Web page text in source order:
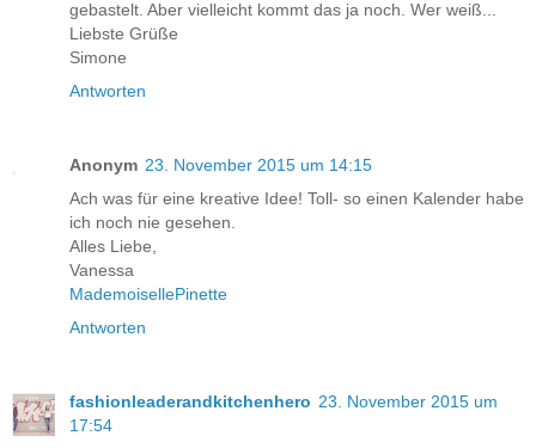
gebastelt. Aber vielleicht kommt das ja noch. Wer weiß...
Liebste Grüße
Simone
Antworten
Anonym 23. November 2015 um 14:15
Ach was für eine kreative Idee! Toll- so einen Kalender habe
ich noch nie gesehen.
Alles Liebe,
Vanessa
MademoisellePinette
Antworten
fashionleaderandkitchenhero 23. November 2015 um
17:54